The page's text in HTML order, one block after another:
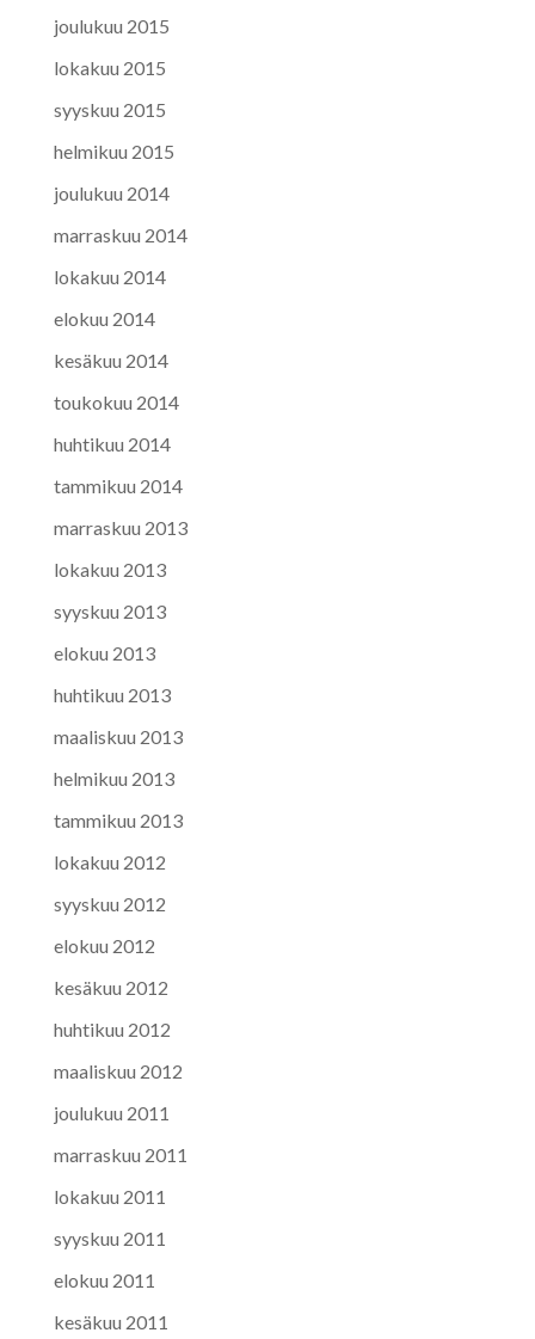
joulukuu 2015
lokakuu 2015
syyskuu 2015
helmikuu 2015
joulukuu 2014
marraskuu 2014
lokakuu 2014
elokuu 2014
kesäkuu 2014
toukokuu 2014
huhtikuu 2014
tammikuu 2014
marraskuu 2013
lokakuu 2013
syyskuu 2013
elokuu 2013
huhtikuu 2013
maaliskuu 2013
helmikuu 2013
tammikuu 2013
lokakuu 2012
syyskuu 2012
elokuu 2012
kesäkuu 2012
huhtikuu 2012
maaliskuu 2012
joulukuu 2011
marraskuu 2011
lokakuu 2011
syyskuu 2011
elokuu 2011
kesäkuu 2011